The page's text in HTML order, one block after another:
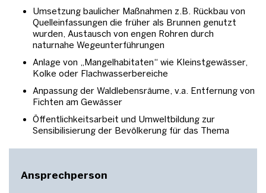
Umsetzung baulicher Maßnahmen z.B. Rückbau von
Quelleinfassungen die früher als Brunnen genutzt
wurden, Austausch von engen Rohren durch
naturnahe Wegeunterführungen
Anlage von „Mangelhabitaten“ wie Kleinstgewässer,
Kolke oder Flachwasserbereiche
Anpassung der Waldlebensräume, v.a. Entfernung von
Fichten am Gewässer
Öffentlichkeitsarbeit und Umweltbildung zur
Sensibilisierung der Bevölkerung für das Thema
Ansprechperson